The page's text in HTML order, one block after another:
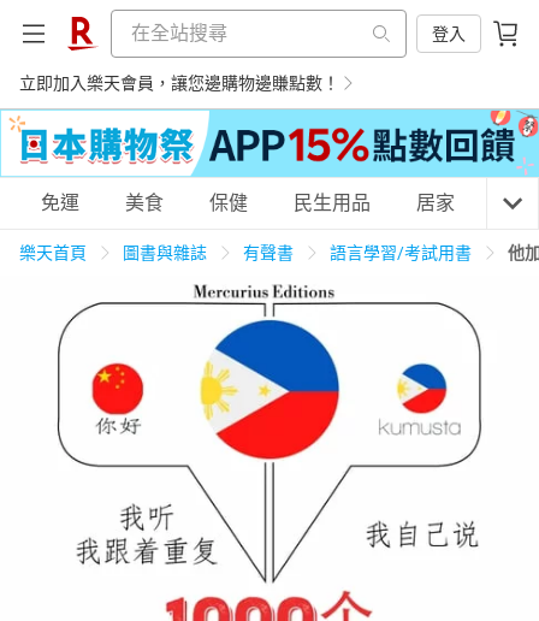
登入
立即加入樂天會員，讓您邊購物邊賺點數！
購物網分類
天天免運 美食蛋糕 養生保健 民生用品
居家生活 3C家電 運動休閒 親子玩具
男裝 化妝保養 情趣用品
免運 美食 保健 民生用品 居家 3C
樂天首頁 圖書與雜誌 有聲書 語言學習/考試用書 他